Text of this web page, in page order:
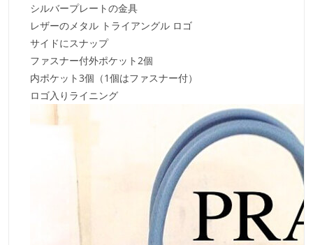
シルバープレートの金具
レザーのメタル トライアングル ロゴ
サイドにスナップ
ファスナー付外ポケット2個
内ポケット3個（1個はファスナー付）
ロゴ入りライニング